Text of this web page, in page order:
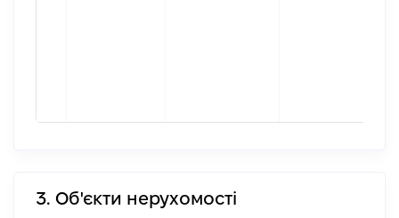
3. Об'єкти нерухомості